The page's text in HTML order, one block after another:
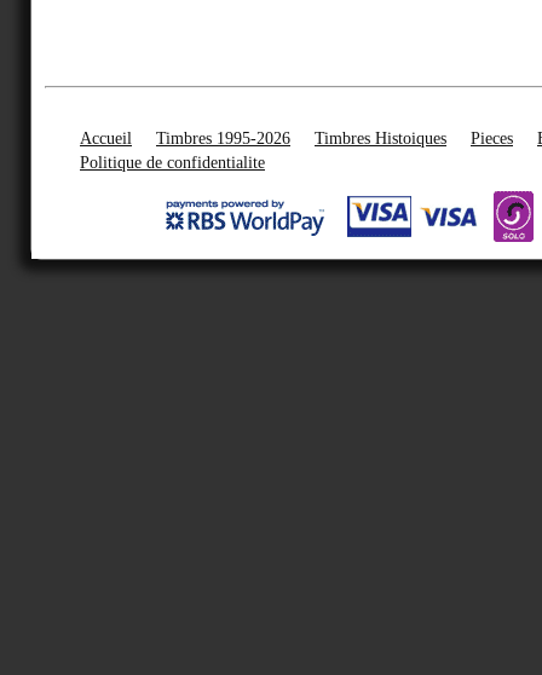
Accueil Timbres 1995-2026 Timbres Histoiques Pieces
Politique de confidentialite